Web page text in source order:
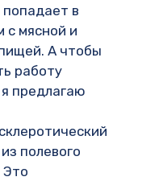
в
с мясной и
А чтобы
работу
предлагаю
полевого
Это